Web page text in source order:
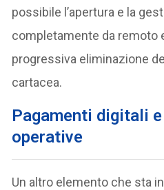
possibile l’apertura e la
completamente da remoto
progressiva eliminazione
cartacea.
Pagamenti digitali
operative
Un altro elemento che sta